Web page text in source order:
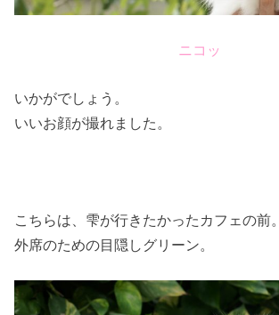
ニコッ
いかがでしょう。
いいお顔が撮れました。
こちらは、雫が行きたかったカフェの前。
外席のための目隠しグリーン。